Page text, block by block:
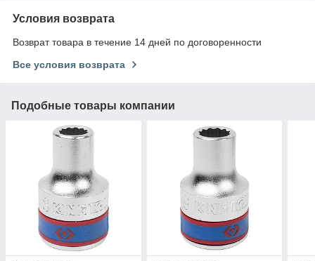
Условия возврата
Возврат товара в течение 14 дней по договоренности
Все условия возврата
Подобные товары компании